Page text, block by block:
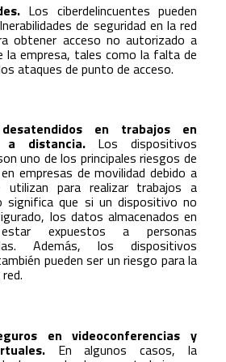
Los ciberdelincuentes pueden
de seguridad en la red
obtener acceso no autorizado a
la empresa, tales como la falta de
ataques de punto de acceso.
desatendidos en trabajos en
distancia.Los dispositivos
uno de los principales riesgos de
empresas de movilidad debido a
para realizar trabajos a
significa que si un dispositivo no
los datos almacenados en
expuestos a personas
Además, los dispositivos
pueden ser un riesgo para la
en videoconferencias y
En algunos casos, la